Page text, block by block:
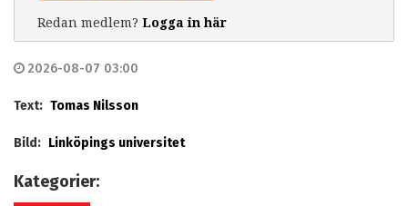
Redan medlem? Logga in här
2026-08-07 03:00
Text: Tomas Nilsson
Bild: Linköpings universitet
Kategorier: